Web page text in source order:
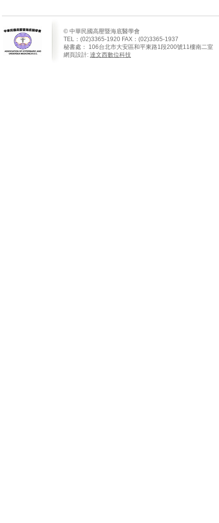
© 中華民國高壓暨海底醫學會
TEL：(02)3365-1920 FAX：(02)3365-1937
秘書處：
106台北市大安區和平東路1段200號11樓南二室
網頁設計: 達文西數位科技